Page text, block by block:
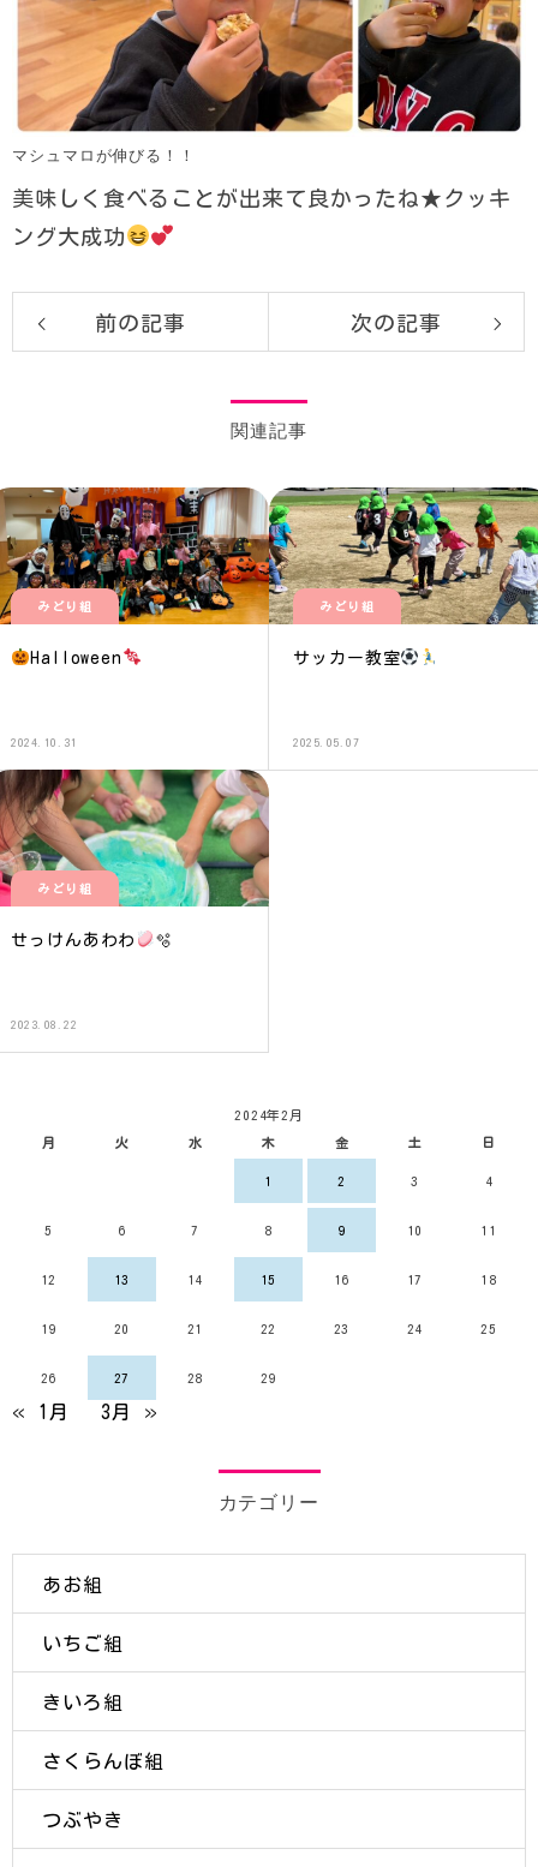
マシュマロが伸びる！！
美味しく食べることが出来て良かったね★クッキ
ング大成功
前の記事 次の記事
関連記事
みどり組
Halloween
2024.10.31
みどり組
サッカー教室
2025.05.07
みどり組
せっけんあわわ 🫧
2023.08.22
2024年2月
月 火 水 木 金 土 日
1 2 3 4
5 6 7 8 9 10 11
12 13 14 15 16 17 18
19 20 21 22 23 24 25
26 27 28 29
« 1月 3月 »
カテゴリー
あお組
いちご組
きいろ組
さくらんぼ組
つぶやき